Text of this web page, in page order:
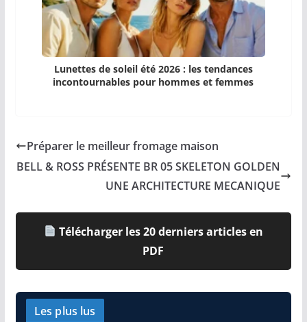
Lunettes de soleil été 2026 : les tendances
incontournables pour hommes et femmes
Préparer le meilleur fromage maison
BELL & ROSS PRÉSENTE BR 05 SKELETON GOLDEN
UNE ARCHITECTURE MECANIQUE
Télécharger les 20 derniers articles en
PDF
Les plus lus